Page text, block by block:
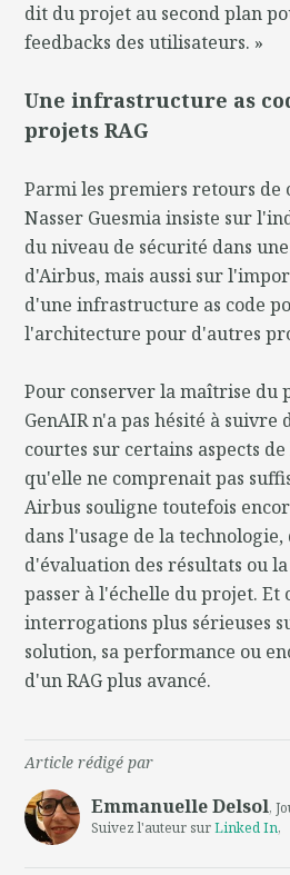
dit du projet au second plan
feedbacks des utilisateurs. »
Une infrastructure as
projets RAG
Parmi les premiers retours de
Nasser Guesmia insiste sur
du niveau de sécurité dans
d'Airbus, mais aussi sur
d'une infrastructure as code
l'architecture pour d'autres
Pour conserver la maîtrise du
GenAIR n'a pas hésité à suivre
courtes sur certains aspects
qu'elle ne comprenait pas
Airbus souligne toutefois
dans l'usage de la
d'évaluation des résultats ou
passer à l'échelle du projet. Et
interrogations plus sérieuses
solution, sa performance ou
d'un RAG plus avancé.
Article rédigé par
Emmanuelle Delsol,
Suivez l'auteur surLinked In,